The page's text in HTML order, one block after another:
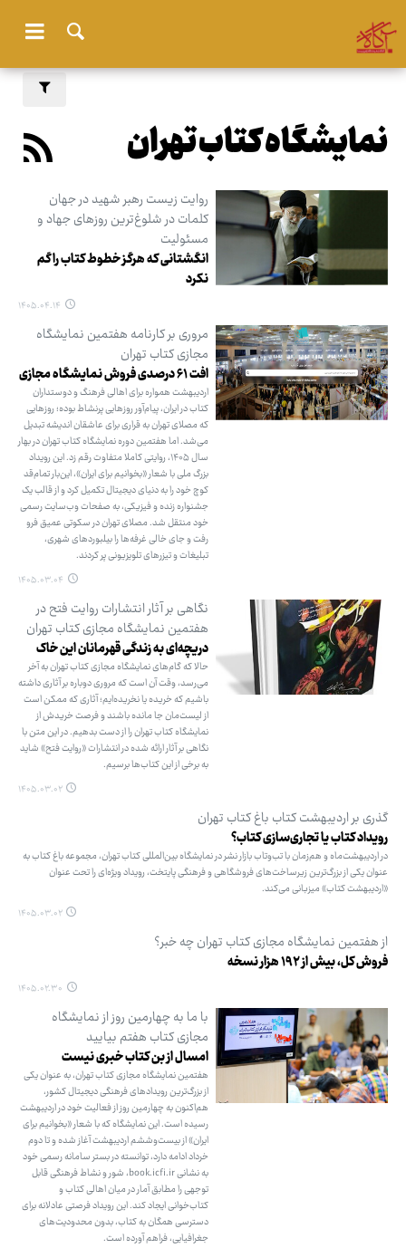
نمایشگاه کتاب تهران
روایت زیست رهبر شهید در جهان
کلمات در شلوغ‌ترین روزهای جهاد و
مسئولیت
انگشتانی که هرگز خطوط کتاب را گم
نکرد
۱۴۰۵.۰۴.۱۴
مروری بر کارنامه هفتمین نمایشگاه
مجازی کتاب تهران
افت ۶۱ درصدی فروش نمایشگاه مجازی
اردیبهشت همواره برای اهالی فرهنگ و دوستداران
کتاب در ایران، پیام‌آور روزهایی پرنشاط بوده؛ روزهایی
که مصلای تهران به قراری برای عاشقان اندیشه تبدیل
می‌شد. اما هفتمین دوره نمایشگاه کتاب تهران در بهار
سال ۱۴۰۵، روایتی کاملا متفاوت رقم زد. این رویداد
بزرگ ملی با شعار «بخوانیم برای ایران»، این‌بار تمام‌قد
کوچ خود را به دنیای دیجیتال تکمیل کرد و از قالب یک
جشنواره زنده و فیزیکی، به صفحات وب‌سایت رسمی
خود منتقل شد. مصلای تهران در سکوتی عمیق فرو
رفت و جای خالی غرفه‌ها را بیلبوردهای شهری،
تبلیغات و تیزرهای تلویزیونی پر کردند.
۱۴۰۵.۰۳.۰۴
نگاهی بر آثار انتشارات روایت فتح در
هفتمین نمایشگاه مجازی کتاب تهران
دریچه‌ای به زندگی قهرمانان این خاک
حالا که گام‌های نمایشگاه مجازی کتاب تهران به آخر
می‌رسد، وقت آن است که مروری دوباره بر آثاری داشته
باشیم که خریده یا نخریده‌ایم؛ آثاری که ممکن است
از لیست‌مان جا مانده باشند و فرصت خریدش از
نمایشگاه کتاب تهران را از دست بدهیم. در این متن با
نگاهی بر آثار ارائه شده در انتشارات «روایت فتح» شاید
به برخی از این کتاب‌ها برسیم.
۱۴۰۵.۰۳.۰۲
گذری بر اردیبهشت کتاب باغ کتاب تهران
رویداد کتاب یا تجاری‌سازی کتاب؟
در اردیبهشت‌ماه و هم‌زمان با تب‌وتاب بازار نشر در نمایشگاه بین‌المللی کتاب تهران، مجموعه باغ کتاب به
عنوان یکی از بزرگ‌ترین زیرساخت‌های فروشگاهی و فرهنگی پایتخت، رویداد ویژه‌ای را تحت عنوان
«اردیبهشت کتاب» میزبانی می‌کند.
۱۴۰۵.۰۳.۰۲
از هفتمین نمایشگاه مجازی کتاب تهران چه خبر؟
فروش کل، بیش از ۱۹۲ هزار نسخه
۱۴۰۵.۰۲.۳۰
با ما به چهارمین روز از نمایشگاه
مجازی کتاب هفتم بیایید
امسال از بن کتاب خبری نیست
هفتمین نمایشگاه مجازی کتاب تهران، به عنوان یکی
از بزرگ‌ترین رویدادهای فرهنگی دیجیتال کشور،
هم‌اکنون به چهارمین روز از فعالیت خود در اردیبهشت
رسیده است. این نمایشگاه که با شعار «بخوانیم برای
ایران» از بیست‌وششم اردیبهشت آغاز شده و تا دوم
خرداد ادامه دارد، توانسته در بستر سامانه رسمی خود
به نشانی book.icfi.ir، شور و نشاط فرهنگی قابل
توجهی را مطابق آمار در میان اهالی کتاب و
کتاب‌خوانی ایجاد کند. این رویداد فرصتی عادلانه برای
دسترسی همگان به کتاب، بدون محدودیت‌های
جغرافیایی، فراهم آورده است.